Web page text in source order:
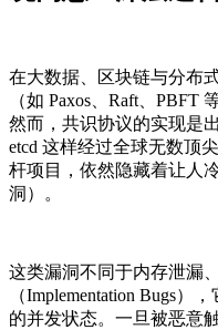
在大数据、区块链与分布
（如 Paxos、Raft、PBFT
然而，共识协议的实现是
etcd 这样经过全球无数顶
杆项目，依然隐藏着让人
洞）。
这类漏洞不同于内存泄漏
（Implementation Bugs）
的并发状态。一旦被恶意